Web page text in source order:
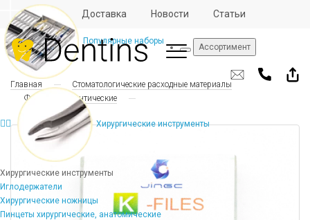
Отзывы Доставка Новости Статьи
Ассортимент
Популярные наборы
Хирургические инструменты
Хирургические инструменты
Иглодержатели
Хирургические ножницы
Пинцеты хирургические, анатомические
Главная
Стоматологические расходные материалы
Файлы эндодонтические